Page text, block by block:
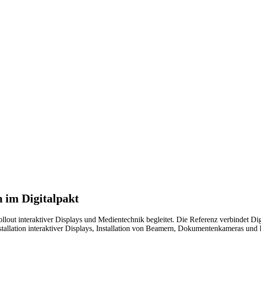
im Digitalpakt
interaktiver Displays und Medientechnik begleitet. Die Referenz verbindet
interaktiver Displays, Installation von Beamern, Dokumentenkameras und